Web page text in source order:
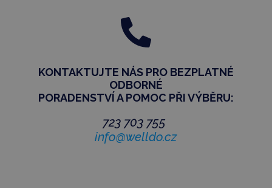

KONTAKTUJTE NÁS PRO BEZPLATNÉ
ODBORNÉ
PORADENSTVÍA POMOC PŘI VÝBĚRU:
723 703 755
info@welldo.cz